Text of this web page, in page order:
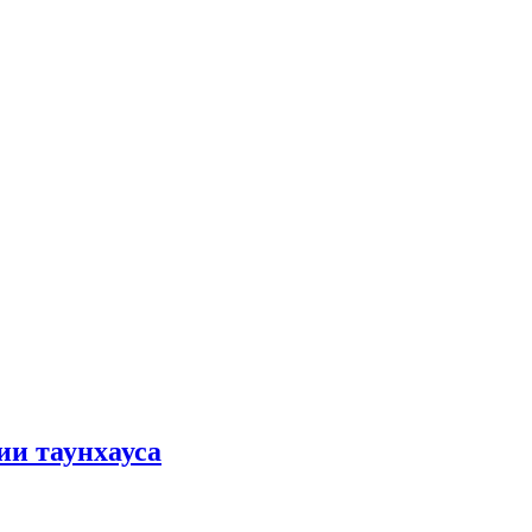
таунхауса